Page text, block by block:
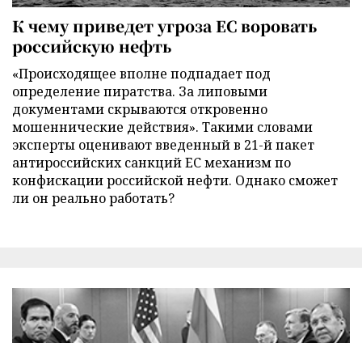
К чему приведет угроза ЕС воровать
российскую нефть
«Происходящее вполне подпадает под
определение пиратства. За липовыми
документами скрываются откровенно
мошеннические действия». Такими словами
эксперты оценивают введенный в 21-й пакет
антироссийских санкций ЕС механизм по
конфискации российской нефти. Однако сможет
ли он реально работать?